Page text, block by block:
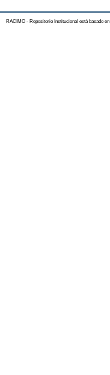
RACIMO - Repositorio Institucional está basado en